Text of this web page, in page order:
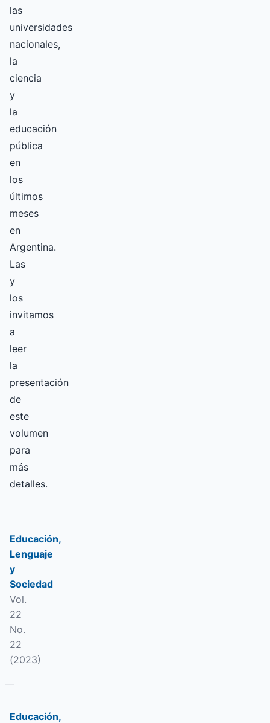
las
universidades
nacionales,
la
ciencia
y
la
educación
pública
en
los
últimos
meses
en
Argentina.
Las
y
los
invitamos
a
leer
la
presentación
de
este
volumen
para
más
detalles.
Educación,
Lenguaje
y
Sociedad
Vol.
22
No.
22
(2023)
Educación,